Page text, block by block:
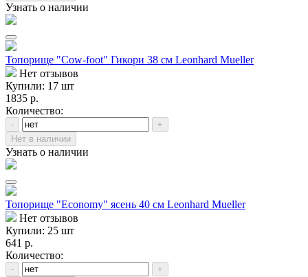
Узнать о наличии
Топорище "Cow-foot" Гикори 38 см Leonhard Mueller
Нет отзывов
Купили: 17 шт
1835 р.
Количество:
-
+
Нет в наличии
Узнать о наличии
Топорище "Economy" ясень 40 см Leonhard Mueller
Нет отзывов
Купили: 25 шт
641 р.
Количество:
-
+